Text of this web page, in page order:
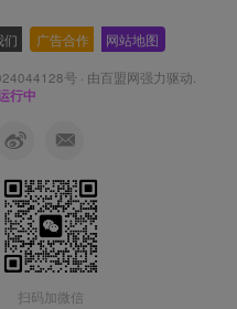
们 广告合作 网站地图
号 · 由百盟网强力驱动.
行中
扫码加微信